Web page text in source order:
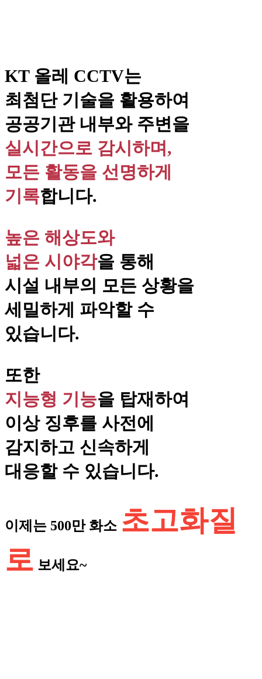
KT 올레 CCTV는
최첨단 기술을 활용하여
공공기관 내부와 주변을
실시간으로 감시하며,
모든 활동을 선명하게
기록합니다.
높은 해상도와
넓은 시야각을 통해
시설 내부의 모든 상황을
세밀하게 파악할 수
있습니다.
또한
지능형 기능을 탑재하여
이상 징후를 사전에
감지하고 신속하게
대응할 수 있습니다.
이제는 500만 화소 초고화질
로 보세요~